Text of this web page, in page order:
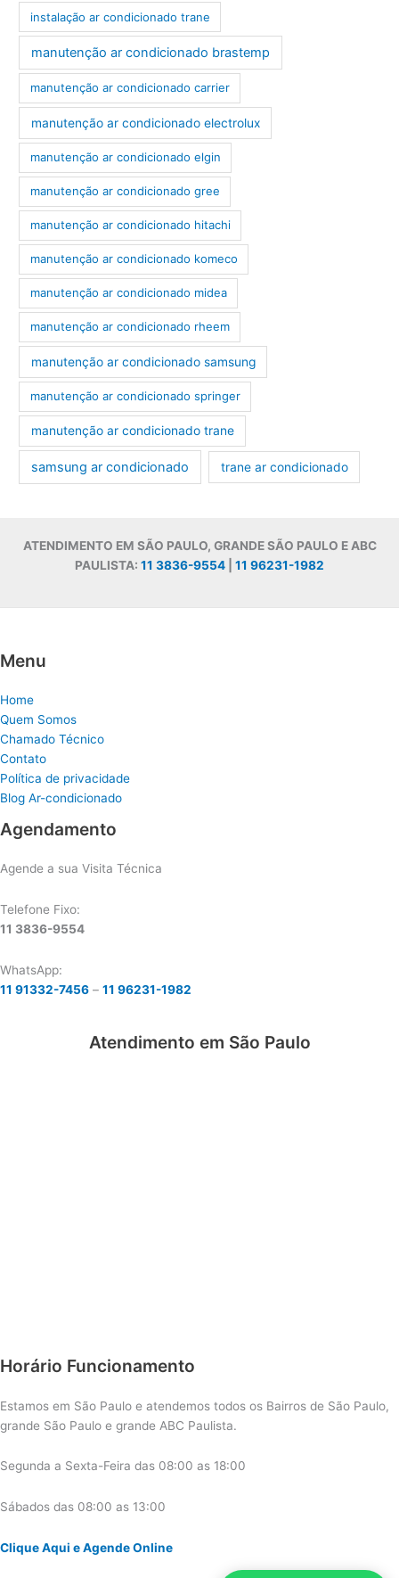
instalação ar condicionado trane
manutenção ar condicionado brastemp
manutenção ar condicionado carrier
manutenção ar condicionado electrolux
manutenção ar condicionado elgin
manutenção ar condicionado gree
manutenção ar condicionado hitachi
manutenção ar condicionado komeco
manutenção ar condicionado midea
manutenção ar condicionado rheem
manutenção ar condicionado samsung
manutenção ar condicionado springer
manutenção ar condicionado trane
samsung ar condicionado trane ar condicionado
ATENDIMENTO EM SÃO PAULO, GRANDE SÃO PAULO E ABC
PAULISTA: 11 3836-9554 11 96231-1982
Menu
Home
Quem Somos
Chamado Técnico
Contato
Política de privacidade
Blog Ar-condicionado
Agendamento
Agende a sua Visita Técnica
Telefone Fixo:
11 3836-9554
WhatsApp:
11 91332-7456 – 11 96231-1982
Atendimento em São Paulo
Horário Funcionamento
Estamos em São Paulo e atendemos todos os Bairros de São Paulo,
grande São Paulo e grande ABC Paulista.
Segunda a Sexta-Feira das 08:00 as 18:00
Sábados das 08:00 as 13:00
Clique Aqui e Agende Online